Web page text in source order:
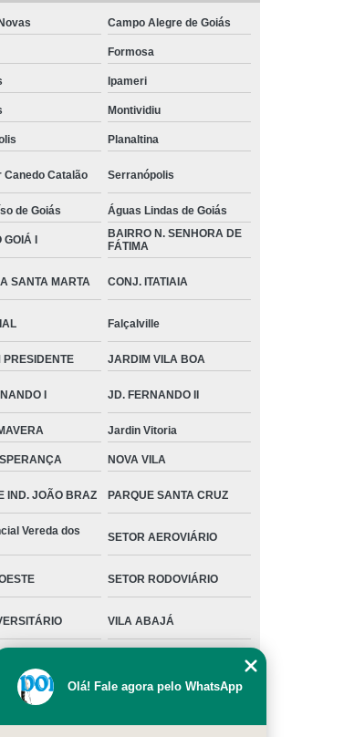
Campo Alegre de Goiás
Formosa
Ipameri
Montividiu
Planaltina
Canedo Catalão Serranópolis
de Goiás Águas Lindas de Goiás
I
BAIRRO N. SENHORA DE
FÁTIMA
SANTA MARTA CONJ. ITATIAIA
Falçalville
PRESIDENTE JARDIM VILA BOA
I JD. FERNANDO II
Jardin Vitoria
NOVA VILA
IND. JOÃO BRAZ PARQUE SANTA CRUZ
Vereda dos
SETOR AEROVIÁRIO
SETOR RODOVIÁRIO
VILA ABAJÁ
ISABEL
– artigo 184 do Código Penal –
Olá! Fale agora pelo WhatsApp